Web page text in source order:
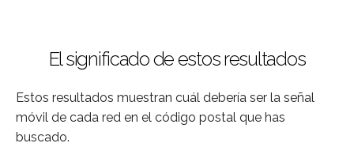
El significado de estos resultados
Estos resultados muestran cuál debería ser la señal
móvil de cada red en el código postal que has
buscado.